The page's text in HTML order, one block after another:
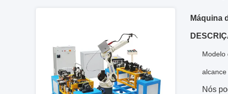
Máquina
Modelo
Nós